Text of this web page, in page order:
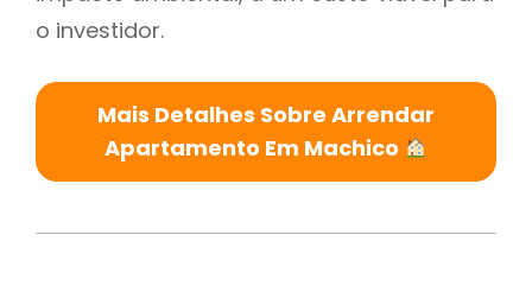
o investidor.
Mais Detalhes Sobre Arrendar
Apartamento Em Machico